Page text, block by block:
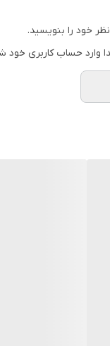
خود را بنویسید.
وارد حساب کاربری خود